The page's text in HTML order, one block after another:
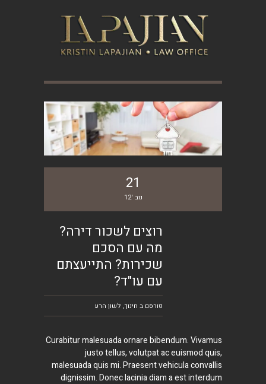
21
נוב '12
רוצים לשכור דירה?
מה עם הסכם
שכירות? התייעצתם
עם עו"ד?
פורסם ב חינוך, לשון הרע
Curabitur malesuada ornare bibendum. Vivamus
justo tellus, volutpat ac euismod quis,
malesuada quis mi. Praesent vehicula convallis
dignissim. Donec lacinia diam a est interdum